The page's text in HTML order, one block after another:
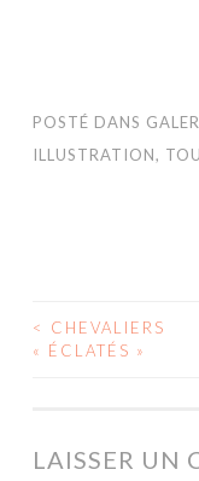
POSTÉ DANS
ILLUSTRATION,
ARTICLES
<
CHEVALIERS
« ÉCLATÉS »
LAISSER UN